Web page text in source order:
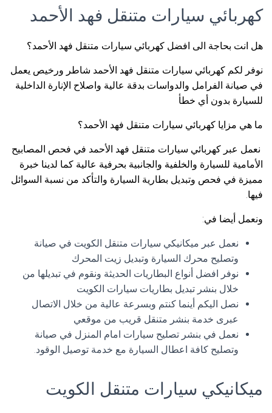
كهربائي سيارات متنقل فهد الأحمد
هل انت بحاجة الى افضل كهربائي سيارات متنقل فهد الأحمد؟
نوفر لكم كهربائي سيارات متنقل فهد الأحمد شاطر ورخيص يعمل
في صيانة الفرامل والدواسات بدقة عالية واصلاح الإنارة الداخلية
للسيارة بدون أي خطأ
ما هي مزايا كهربائي سيارات متنقل فهد الأحمد؟
نعمل عبر كهربائي سيارات متنقل فهد الأحمد في فحص المصابيح
الأمامية للسيارة والخلفية والجانبية بحرفية عالية كما لدينا خبرة
مميزة في فحص وتبديل بطارية السيارة والتأكد من نسبة السوائل
فيها.
ونعمل أيضا في:
نعمل عبر ميكانيكي سيارات متنقل الكويت في صيانة
وتصليح محرك السيارة وتبديل زيت المحرك
نوفر افضل أنواع البطاريات الحديثة ونقوم في تبديلها من
خلال بنشر تبديل بطاريات سيارات الكويت
نصل اليكم أينما كنتم وبسرعة عالية من خلال الاتصال
عبرى خدمة بنشر متنقل قريب من موقعي
نعمل في بنشر تصليح سيارات امام المنزل في صيانة
وتصليح كافة اعطال السيارة مع خدمة توصيل الوقود.
ميكانيكي سيارات متنقل الكويت